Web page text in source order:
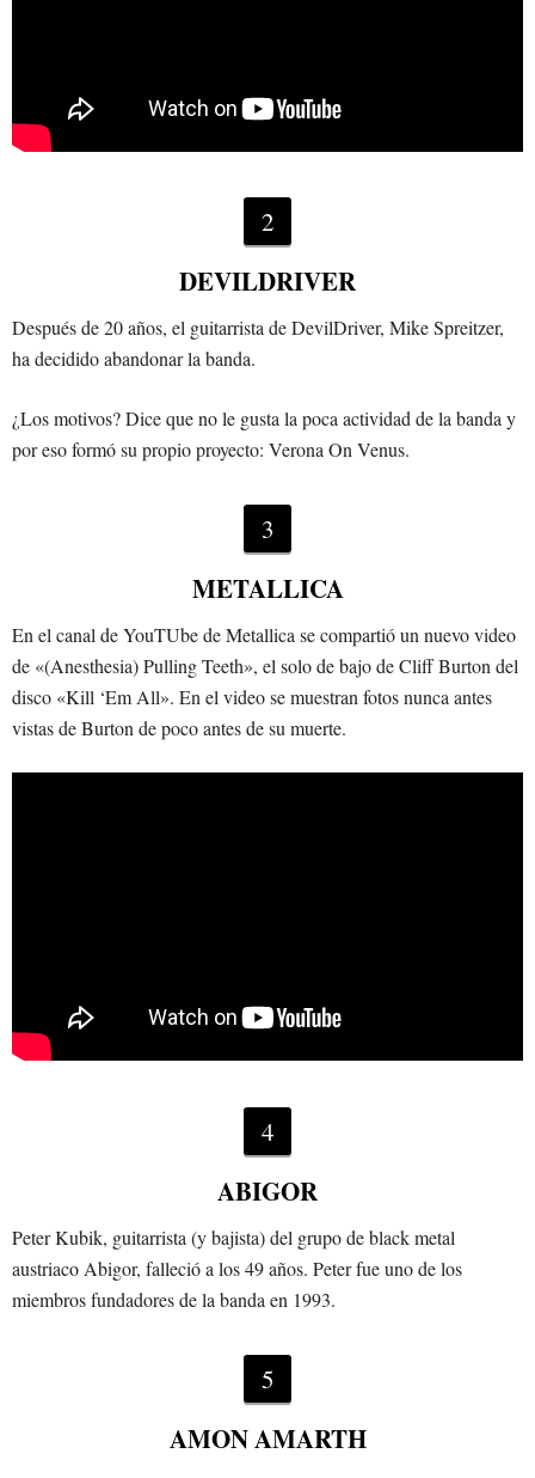
2
DEVILDRIVER
Después de 20 años, el guitarrista de DevilDriver, Mike Spreitzer,
ha decidido abandonar la banda.
¿Los motivos? Dice que no le gusta la poca actividad de la banda y
por eso formó su propio proyecto: Verona On Venus.
3
METALLICA
En el canal de YouTUbe de Metallica se compartió un nuevo video
de «(Anesthesia) Pulling Teeth», el solo de bajo de Cliff Burton del
disco «Kill ‘Em All». En el video se muestran fotos nunca antes
vistas de Burton de poco antes de su muerte.
4
ABIGOR
Peter Kubik, guitarrista (y bajista) del grupo de black metal
austriaco Abigor, falleció a los 49 años. Peter fue uno de los
miembros fundadores de la banda en 1993.
5
AMON AMARTH